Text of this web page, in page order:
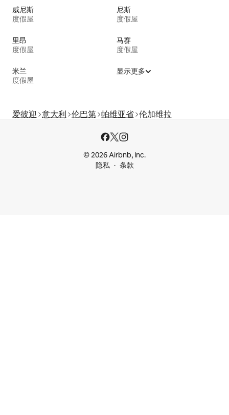
威尼斯
度假屋
尼斯
度假屋
里昂
度假屋
马赛
度假屋
米兰
度假屋
显示更多
爱彼迎 意大利 伦巴第 帕维亚省 伦加维拉
© 2026 Airbnb, Inc.
隐私
条款